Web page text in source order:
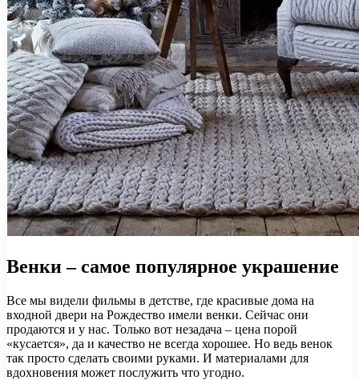
Венки – самое популярное украшение
Все мы видели фильмы в детстве, где красивые дома на
входной двери на Рождество имели венки. Сейчас они
продаются и у нас. Только вот незадача – цена порой
«кусается», да и качество не всегда хорошее. Но ведь венок
так просто сделать своими руками. И материалами для
вдохновения может послужить что угодно.